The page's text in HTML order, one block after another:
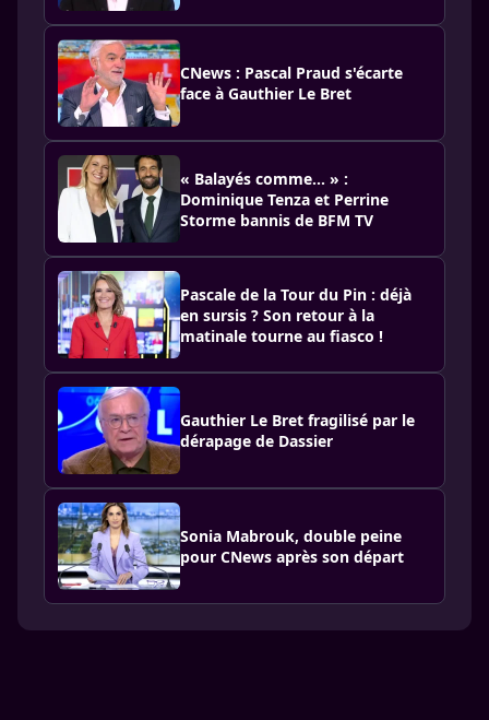
CNews : Pascal Praud s'écarte
face à Gauthier Le Bret
« Balayés comme... » :
Dominique Tenza et Perrine
Storme bannis de BFM TV
Pascale de la Tour du Pin : déjà
en sursis ? Son retour à la
matinale tourne au fiasco !
Gauthier Le Bret fragilisé par le
dérapage de Dassier
Sonia Mabrouk, double peine
pour CNews après son départ